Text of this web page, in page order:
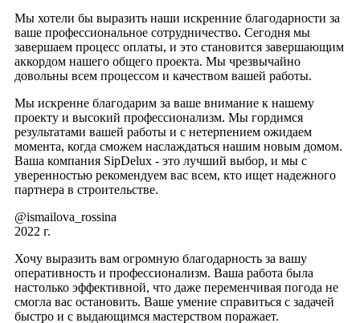
Мы хотели бы выразить наши искренние благодарности за
ваше профессиональное сотрудничество. Сегодня мы
завершаем процесс оплаты, и это становится завершающим
аккордом нашего общего проекта. Мы чрезвычайно
довольны всем процессом и качеством вашей работы.
Мы искренне благодарим за ваше внимание к нашему
проекту и высокий профессионализм. Мы гордимся
результатами вашей работы и с нетерпением ожидаем
момента, когда сможем наслаждаться нашим новым домом.
Ваша компания SipDelux - это лучший выбор, и мы с
уверенностью рекомендуем вас всем, кто ищет надежного
партнера в строительстве.
@ismailova_rossina
2022 г.
Хочу выразить вам огромную благодарность за вашу
оперативность и профессионализм. Ваша работа была
настолько эффективной, что даже переменчивая погода не
смогла вас остановить. Ваше умение справиться с задачей
быстро и с выдающимся мастерством поражает.